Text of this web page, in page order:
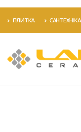
ПЛИТКА САНТЕХНІКА